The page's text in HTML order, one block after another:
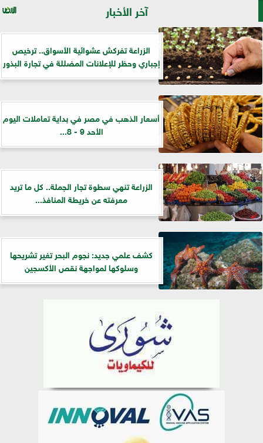
آخر الأخبار
الزراعة تفركش عشوائية الأسواق.. ترخيص
إجباري وحظر للإعلانات المضللة في تجارة البذور
أسعار الذهب في مصر في بداية تعاملات اليوم
الأحد 9 - 8...
الزراعة تنهي سطوة تجار الجملة.. كل ما تريد
معرفته عن خريطة المنافذ...
كشف علمي جديد: نجوم البحر تغير تشريحها
وسلوكها لمواجهة نقص الأكسجين